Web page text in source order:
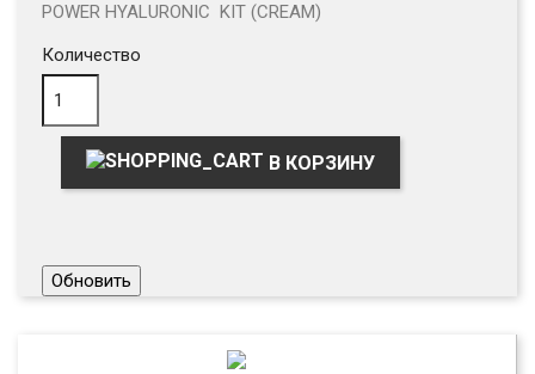
POWER HYALURONIC KIT (CREAM)
Количество
В КОРЗИНУ